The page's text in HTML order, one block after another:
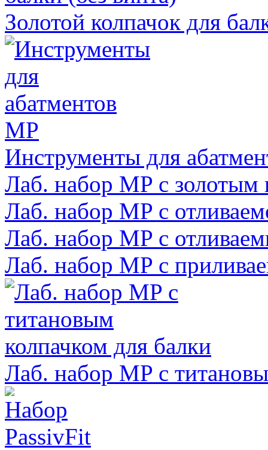
Золотой колпачок для
Инструменты для
Лаб. набор MP с золотым
Лаб. набор MP с
Лаб. набор MP с
Лаб. набор MP с
Лаб. набор MP с